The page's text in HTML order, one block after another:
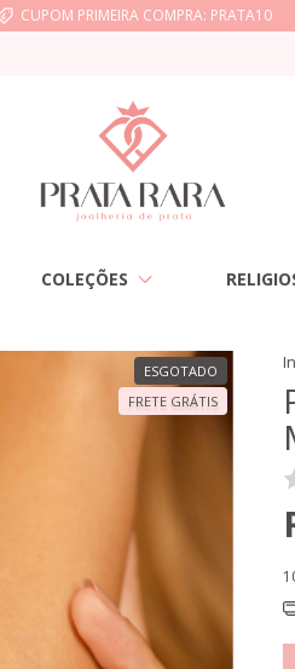
CUPOM PRIMEIRA COMPRA: PRATA10
COLEÇÕES
ESGOTADO
FRETE GRÁTIS